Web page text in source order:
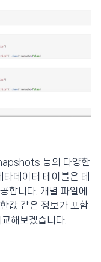
등의 다양한
데이터 테이블은 테
합니다. 개별 파일에
값 같은 정보가 포함
해보겠습니다.